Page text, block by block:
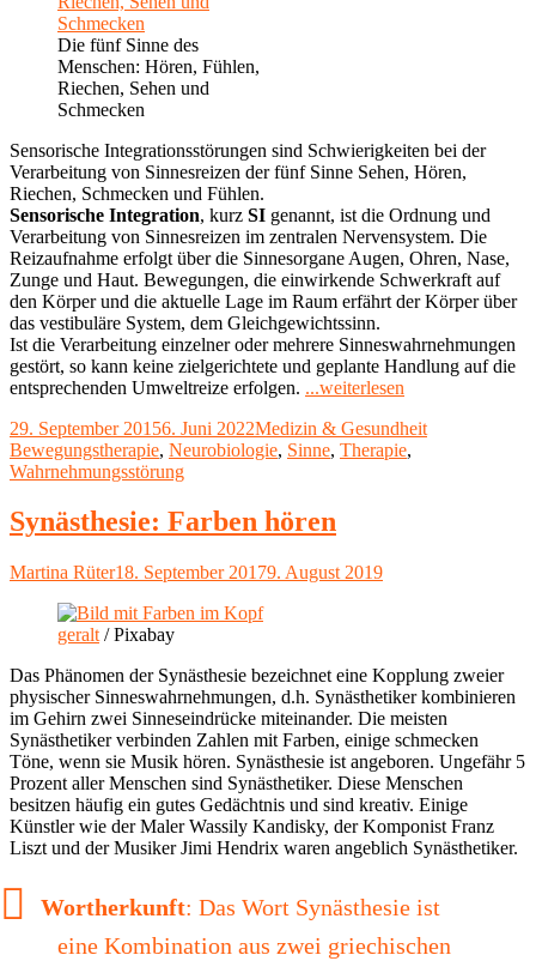
Die fünf Sinne des
Menschen: Hören, Fühlen,
Riechen, Sehen und
Schmecken
Sensorische Integrationsstörungen sind Schwierigkeiten bei der
Verarbeitung von Sinnesreizen der fünf Sinne Sehen, Hören,
Riechen, Schmecken und Fühlen.
Sensorische Integration, kurz SI genannt, ist die Ordnung und
Verarbeitung von Sinnesreizen im zentralen Nervensystem. Die
Reizaufnahme erfolgt über die Sinnesorgane Augen, Ohren, Nase,
Zunge und Haut. Bewegungen, die einwirkende Schwerkraft auf
den Körper und die aktuelle Lage im Raum erfährt der Körper über
das vestibuläre System, dem Gleichgewichtssinn.
Ist die Verarbeitung einzelner oder mehrere Sinneswahrnehmungen
gestört, so kann keine zielgerichtete und geplante Handlung auf die
entsprechenden Umweltreize erfolgen. ...weiterlesen
nach
Jean
Veröffentlicht
am
29. September 20156. Juni 2022Kategorien
Medizin & GesundheitSchlagwörter
Bewegungstherapie, Neurobiologie, Sinne, Therapie,
Wahrnehmungsstörung
Synästhesie: Farben hören
Autor
Martina RüterVeröffentlicht
18. September 20179. August 2019
geralt / Pixabay
Das Phänomen der Synästhesie bezeichnet eine Kopplung zweier
physischer Sinneswahrnehmungen, d.h. Synästhetiker kombinieren
im Gehirn zwei Sinneseindrücke miteinander. Die meisten
Synästhetiker verbinden Zahlen mit Farben, einige schmecken
Töne, wenn sie Musik hören. Synästhesie ist angeboren. Ungefähr 5
Prozent aller Menschen sind Synästhetiker. Diese Menschen
besitzen häufig ein gutes Gedächtnis und sind kreativ. Einige
Künstler wie der Maler Wassily Kandisky, der Komponist Franz
Liszt und der Musiker Jimi Hendrix waren angeblich Synästhetiker.
Wortherkunft: Das Wort Synästhesie ist
eine Kombination aus zwei griechischen